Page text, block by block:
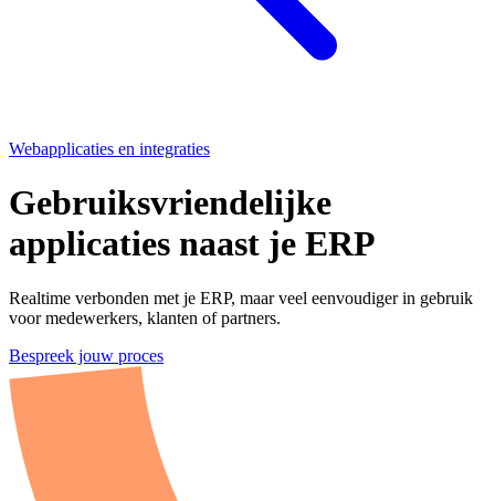
Webapplicaties en integraties
Gebruiksvriendelijke
Gebruiksvriendelijke
applicaties naast je ERP
Realtime verbonden met je ERP, maar veel eenvoudiger in gebruik
voor medewerkers, klanten of partners.
Bespreek jouw proces